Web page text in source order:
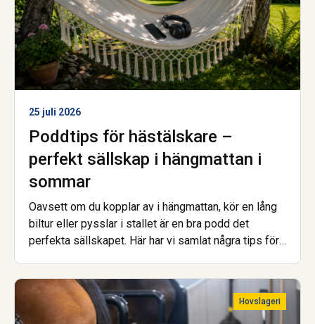
25 juli 2026
Poddtips för hästälskare –
perfekt sällskap i hängmattan i
sommar
Oavsett om du kopplar av i hängmattan, kör en lång
biltur eller pysslar i stallet är en bra podd det
perfekta sällskapet. Här har vi samlat några tips för
Trevlig lyssning!
Hovslageri